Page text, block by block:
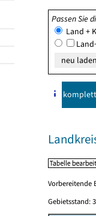
Passen Sie
Land +
komplett
Vorbereitende
Gebietsstand: